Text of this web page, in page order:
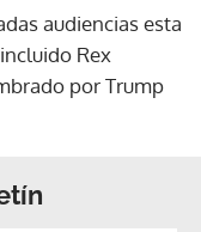
audiencias esta
Rex
por Trump